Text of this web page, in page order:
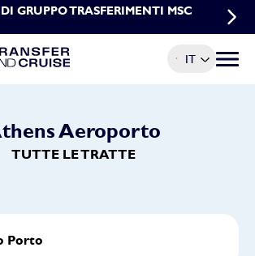
GRUPPO TRASFERIMENTI MSC
PRENOTAZIONI ANTICIPATE
IT Menu
Aeroporto
TUTTE LE TRATTE
Porto